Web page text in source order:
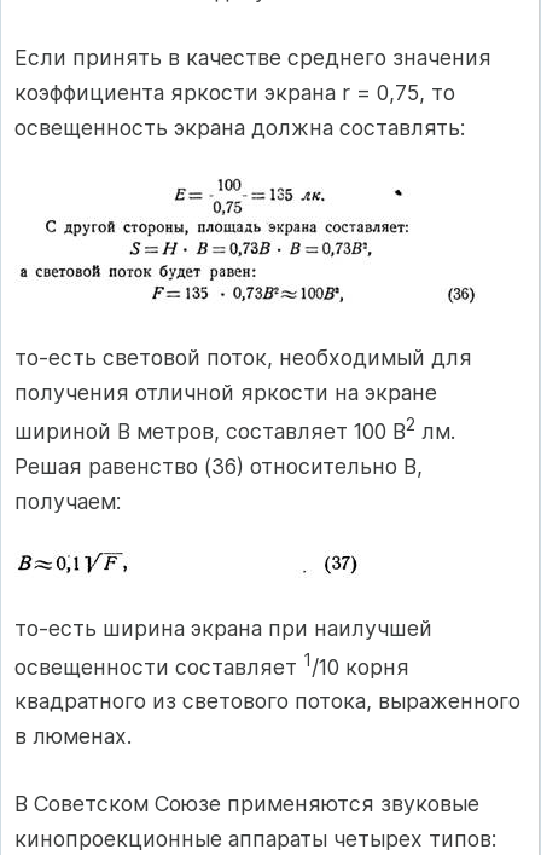
Если принять в качестве среднего значения
коэффициента яркости экрана r = 0,75, то
освещенность экрана должна составлять:
то-есть световой поток, необходимый для
получения отличной яркости на экране
шириной В метров, составляет 100 В2 лм.
Решая равенство (36) относительно В,
получаем:
то-есть ширина экрана при наилучшей
освещенности составляет 1/10 корня
квадратного из светового потока, выраженного
в люменах.
В Советском Союзе применяются звуковые
кинопроекционные аппараты четырех типов: